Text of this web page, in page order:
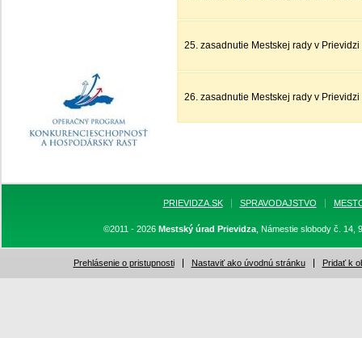
25. zasadnutie Mestskej rady v
26. zasadnutie Mestskej rady v
PRIEVIDZA.SK SPRAVODAJSTVO
©2011 - 2026 Mestský úrad Prievidza, Námestie slobody č. 14,
Prehlásenie o pristupnosti Nastaviť ako úvodnú stránku Pridať k